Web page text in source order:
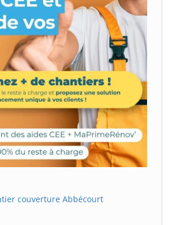
couverture Abbécourt